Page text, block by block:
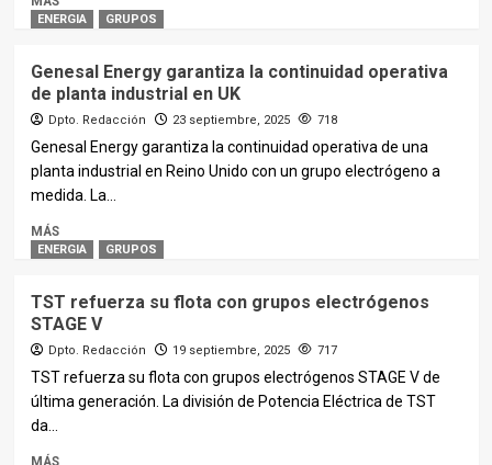
ENERGIA GRUPOS
Genesal Energy garantiza la continuidad operativa
de planta industrial en UK
Dpto. Redacción 23 septiembre, 2025 718
Genesal Energy garantiza la continuidad operativa de una
planta industrial en Reino Unido con un grupo electrógeno a
medida. La...
MÁS
ENERGIA GRUPOS
TST refuerza su flota con grupos electrógenos
STAGE V
Dpto. Redacción 19 septiembre, 2025 717
TST refuerza su flota con grupos electrógenos STAGE V de
última generación. La división de Potencia Eléctrica de TST
da...